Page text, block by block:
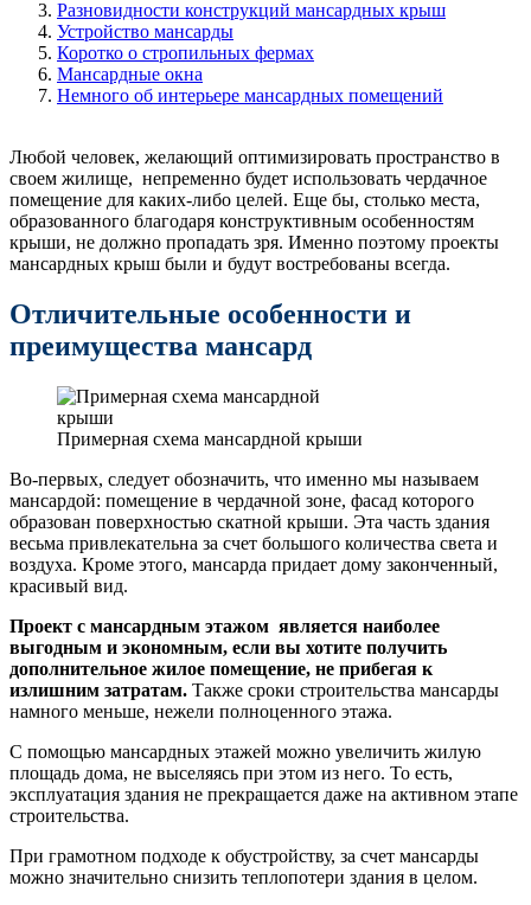
Разновидности конструкций мансардных крыш
Устройство мансарды
Коротко о стропильных фермах
Мансардные окна
Немного об интерьере мансардных помещений
Любой человек, желающий оптимизировать пространство в
своем жилище, непременно будет использовать чердачное
помещение для каких-либо целей. Еще бы, столько места,
образованного благодаря конструктивным особенностям
крыши, не должно пропадать зря. Именно поэтому проекты
мансардных крыш были и будут востребованы всегда.
Отличительные особенности и
преимущества мансард
Примерная схема мансардной крыши
Во-первых, следует обозначить, что именно мы называем
мансардой: помещение в чердачной зоне, фасад которого
образован поверхностью скатной крыши. Эта часть здания
весьма привлекательна за счет большого количества света и
воздуха. Кроме этого, мансарда придает дому законченный,
красивый вид.
Проект с мансардным этажом является наиболее
выгодным и экономным, если вы хотите получить
дополнительное жилое помещение, не прибегая к
излишним затратам. Также сроки строительства мансарды
намного меньше, нежели полноценного этажа.
С помощью мансардных этажей можно увеличить жилую
площадь дома, не выселяясь при этом из него. То есть,
эксплуатация здания не прекращается даже на активном этапе
строительства.
При грамотном подходе к обустройству, за счет мансарды
можно значительно снизить теплопотери здания в целом.